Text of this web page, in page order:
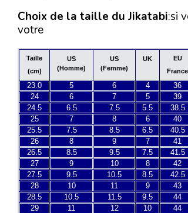
Choix de la taille du Jikatabi:si
votre
Taille
(cm)
US
(Homme)
US
(Femme)
UK
EU
France
23.0 5 6 4
36
24
6 7 5
39
24.5
6.5 7.5 5.5
38.5
25
7 8 6
40
25.5
7.5 8.5 6.5
40.5
26
8 9 7
41
26.5
8.5 9.5 7.5
41.5
27
9 10 8
42
27.5
9.5 10.5 8.5
42.5
28
10 11 9
43
28.5
10.5 11.5 9.5
44
29
11 12 10
44